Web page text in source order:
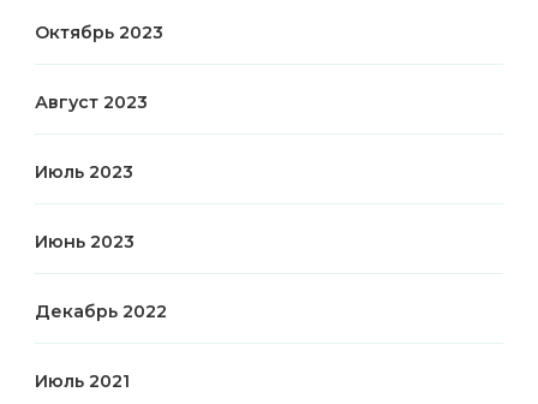
Октябрь 2023
Август 2023
Июль 2023
Июнь 2023
Декабрь 2022
Июль 2021